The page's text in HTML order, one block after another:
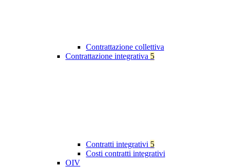
Contrattazione collettiva
Contrattazione integrativa 5
Contratti integrativi 5
Costi contratti integrativi
OIV